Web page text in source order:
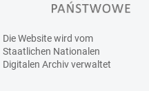
Die Website wird vom
Staatlichen Nationalen
Digitalen Archivverwaltet